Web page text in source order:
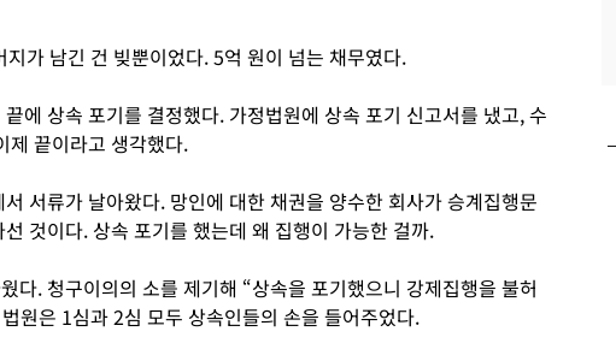
가 남긴 건 빚뿐이었다. 5억 원이 넘는 채무였다.
에 상속 포기를 결정했다. 가정법원에 상속 포기 신고서를 냈고, 수
제 끝이라고 생각했다.
서류가 날아왔다. 망인에 대한 채권을 양수한 회사가 승계집행문
것이다. 상속 포기를 했는데 왜 집행이 가능한 걸까.
다. 청구이의의 소를 제기해 “상속을 포기했으니 강제집행을 불허
원은 1심과 2심 모두 상속인들의 손을 들어주었다.